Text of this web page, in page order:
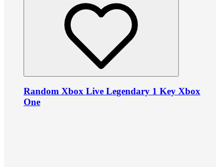
Random Xbox Live Legendary 1 Key Xbox
One